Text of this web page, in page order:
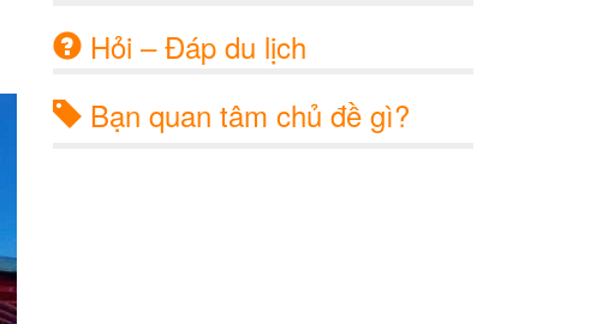
Hỏi – Đáp du lịch
Bạn quan tâm chủ đề gì?